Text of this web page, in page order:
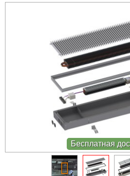
Бесплатная